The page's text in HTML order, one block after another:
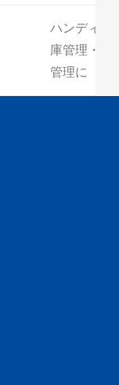
ハンディタ
庫管理・工
管理に